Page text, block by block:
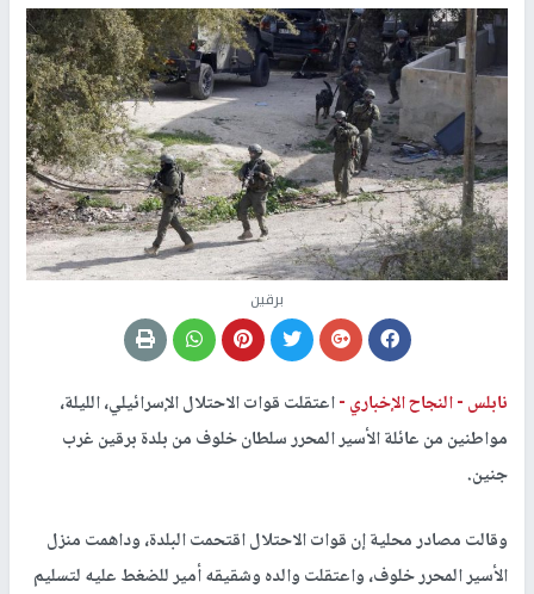
برقين
نابلس -النجاح الإخباري -اعتقلت قوات الاحتلال الإسرائيلي، الليلة،
مواطنين من عائلة الأسير المحرر سلطان خلوف من بلدة برقين غرب
جنين.
وقالت مصادر محلية إن قوات الاحتلال اقتحمت البلدة، وداهمت منزل
الأسير المحرر خلوف، واعتقلت والده وشقيقه أمير للضغط عليه لتسليم